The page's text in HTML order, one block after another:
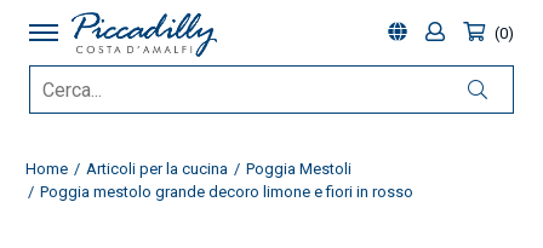
0
Home Articoli per la cucina
Poggia Mestoli
Poggia mestolo grande decoro limone e fiori in rosso